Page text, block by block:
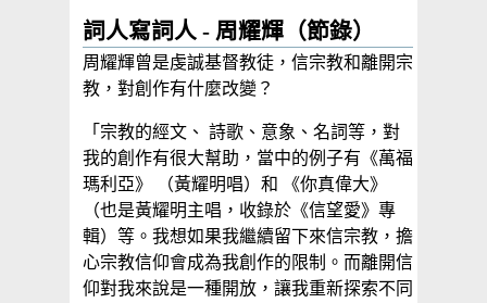
詞人寫詞人 - 周耀輝（節錄）
周耀輝曾是虔誠基督教徒，信宗教和離開宗
教，對創作有什麼改變？
「宗教的經文、 詩歌、意象、名詞等，對
我的創作有很大幫助，當中的例子有《萬福
瑪利亞》 （黃耀明唱）和 《你真偉大》
（也是黃耀明主唱，收錄於《信望愛》專
輯）等。我想如果我繼續留下來信宗教，擔
心宗教信仰會成為我創作的限制。而離開信
仰對我來說是一種開放，讓我重新探索不同